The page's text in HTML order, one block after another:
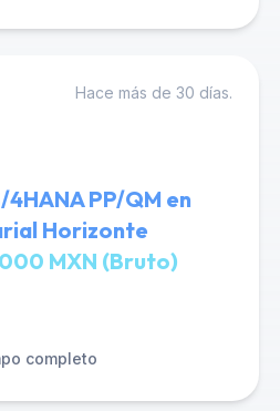
Hace más de 30 días.
PP/QM en
Horizonte
MXN (Bruto)
completo